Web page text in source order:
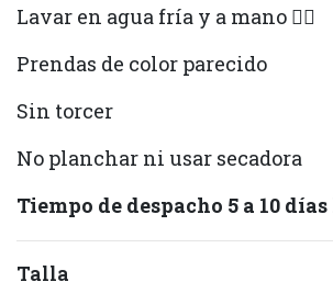
Lavar en agua fría y a mano ✋🏻
Prendas de color parecido
Sin torcer
No planchar ni usar secadora
Tiempo de despacho 5 a 10
Talla